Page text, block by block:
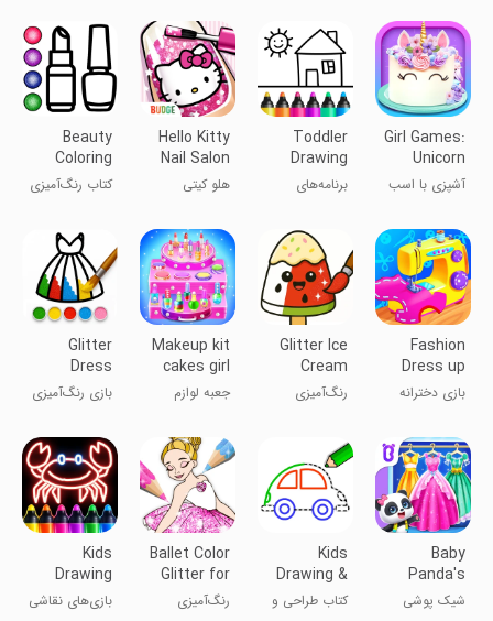
Girl Games:
Unicorn
Cooking
آشپزی با اسب
Toddler
Drawing
Apps for
Kids
برنامه‌های
کودکان نوپا
Hello Kitty
Nail Salon
هلو کیتی
Beauty
Coloring
Book Glitter
کتاب رنگ‌آمیزی
Fashion
Dress up
girls games
بازی دخترانه
Glitter Ice
Cream
Coloring
رنگ‌آمیزی
Makeup kit
cakes girl
games
جعبه لوازم
دخترانه
Glitter
Dress
Coloring
Game
بازی رنگ‌آمیزی
Baby
Panda's
Fashion
شیک پوشی
Kids
Drawing &
Coloring
کتاب طراحی و
Ballet Color
Glitter for
Girls
رنگ‌آمیزی
Kids
Drawing
Games for
بازی‌های نقاشی